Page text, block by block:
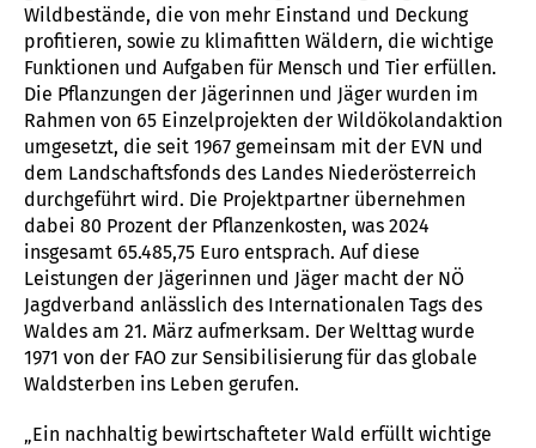
Wildbestände, die von mehr Einstand und Deckung
profitieren, sowie zu klimafitten Wäldern, die wichtige
Funktionen und Aufgaben für Mensch und Tier erfüllen.
Die Pflanzungen der Jägerinnen und Jäger wurden im
Rahmen von 65 Einzelprojekten der Wildökolandaktion
umgesetzt, die seit 1967 gemeinsam mit der EVN und
dem Landschaftsfonds des Landes Niederösterreich
durchgeführt wird. Die Projektpartner übernehmen
dabei 80 Prozent der Pflanzenkosten, was 2024
insgesamt 65.485,75 Euro entsprach. Auf diese
Leistungen der Jägerinnen und Jäger macht der NÖ
Jagdverband anlässlich des Internationalen Tags des
Waldes am 21. März aufmerksam. Der Welttag wurde
1971 von der FAO zur Sensibilisierung für das globale
Waldsterben ins Leben gerufen.
„Ein nachhaltig bewirtschafteter Wald erfüllt wichtige